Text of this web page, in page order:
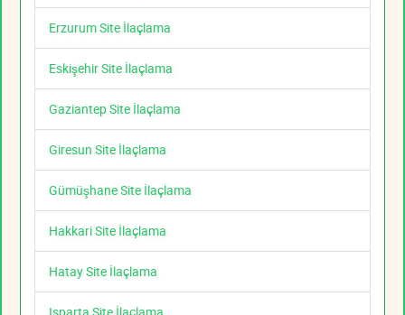
Erzurum Site İlaçlama
Eskişehir Site İlaçlama
Gaziantep Site İlaçlama
Giresun Site İlaçlama
Gümüşhane Site İlaçlama
Hakkari Site İlaçlama
Hatay Site İlaçlama